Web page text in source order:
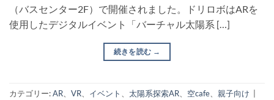
（バスセンター2F）で開催されました。ドリロボはARを
使用したデジタルイベント「バーチャル太陽系 […]
続きを読む →
カテゴリー:AR、 VR、 イベント 、 太陽系探索AR、 空cafe、 親子向け